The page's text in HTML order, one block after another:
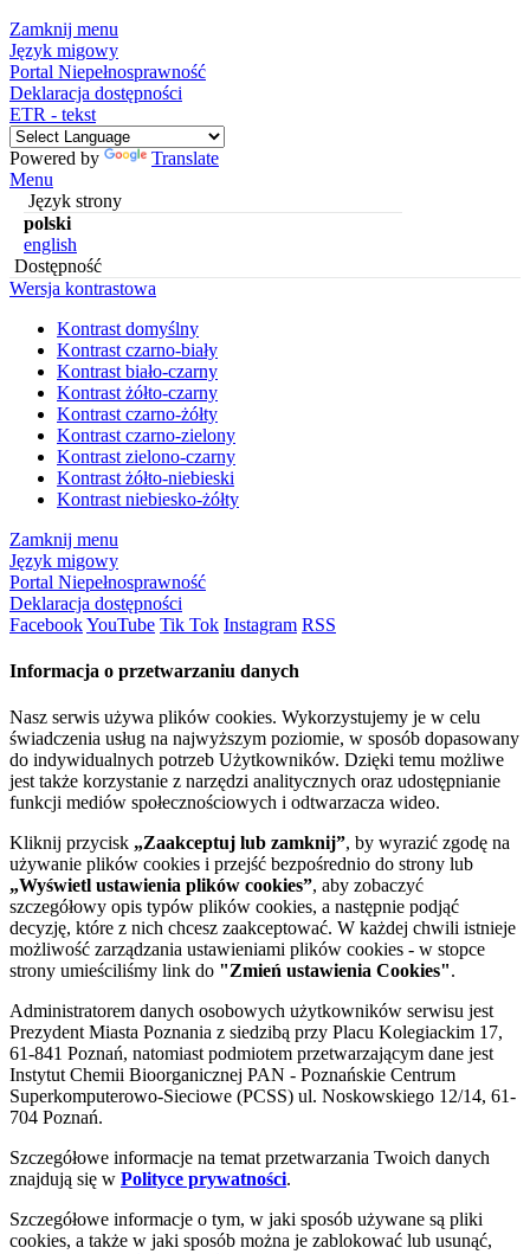
Zamknij menu
Język migowy
Portal Niepełnosprawność
Deklaracja dostępności
ETR - tekst
Powered by
Translate
Menu
Język strony
polski
english
Dostępność
Wersja kontrastowa
Kontrast domyślny
Kontrast czarno-biały
Kontrast biało-czarny
Kontrast żółto-czarny
Kontrast czarno-żółty
Kontrast czarno-zielony
Kontrast zielono-czarny
Kontrast żółto-niebieski
Kontrast niebiesko-żółty
Zamknij menu
Język migowy
Portal Niepełnosprawność
Deklaracja dostępności
FacebookYouTube Tik Tok Instagram RSS
Informacja o przetwarzaniu danych
Nasz serwis używa plików cookies. Wykorzystujemy je w celu
świadczenia usług na najwyższym poziomie, w sposób dopasowany
do indywidualnych potrzeb Użytkowników. Dzięki temu możliwe
jest także korzystanie z narzędzi analitycznych oraz udostępnianie
funkcji mediów społecznościowych i odtwarzacza wideo.
Kliknij przycisk „Zaakceptuj lub zamknij”, by wyrazić zgodę na
używanie plików cookies i przejść bezpośrednio do strony lub
„Wyświetl ustawienia plików cookies”, aby zobaczyć
szczegółowy opis typów plików cookies, a następnie podjąć
decyzję, które z nich chcesz zaakceptować. W każdej chwili istnieje
możliwość zarządzania ustawieniami plików cookies - w stopce
strony umieściliśmy link do "Zmień ustawienia Cookies".
Administratorem danych osobowych użytkowników serwisu jest
Prezydent Miasta Poznania z siedzibą przy Placu Kolegiackim 17,
61-841 Poznań, natomiast podmiotem przetwarzającym dane jest
Instytut Chemii Bioorganicznej PAN - Poznańskie Centrum
Superkomputerowo-Sieciowe (PCSS) ul. Noskowskiego 12/14, 61-
704 Poznań.
Szczegółowe informacje na temat przetwarzania Twoich danych
znajdują się w Polityce prywatności.
Szczegółowe informacje o tym, w jaki sposób używane są pliki
cookies, a także w jaki sposób można je zablokować lub usunąć,